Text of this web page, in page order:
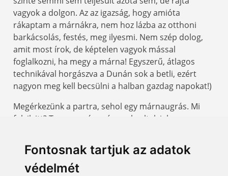
Fontosnak tartjuk az adatok
védelmét
vagyok a dolgon. Az az igazság, hogy amióta
rákaptam a márnákra, nem hoz lázba az otthoni
barkácsolás, festés, meg ilyesmi. Nem szép dolog,
amit most írok, de képtelen vagyok mással
foglalkozni, ha megy a márna! Egyszerű, átlagos
technikával horgászva a Dunán sok a betli, ezért
nagyon meg kell becsülni a halban gazdag napokat!)
Megérkezünk a partra, sehol egy márnaugrás. Mi
folyik itt? Tegnap szép számmal voltak jelen a
annyi történt, hogy a partközelben locsogott a
jászkeszeg. Az első órában nem történt semmi.
Aztán a semmiből egy kapás… bevágok, fárasztok,